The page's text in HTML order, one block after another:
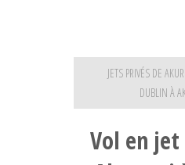
JETS PRIVÉS DE
DUBLIN À
Vol en